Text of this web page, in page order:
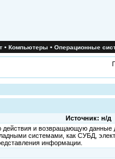
•Компьютеры•Операционные
Источник: н/д
и возвращающую
системами, как СУБД,
информации.